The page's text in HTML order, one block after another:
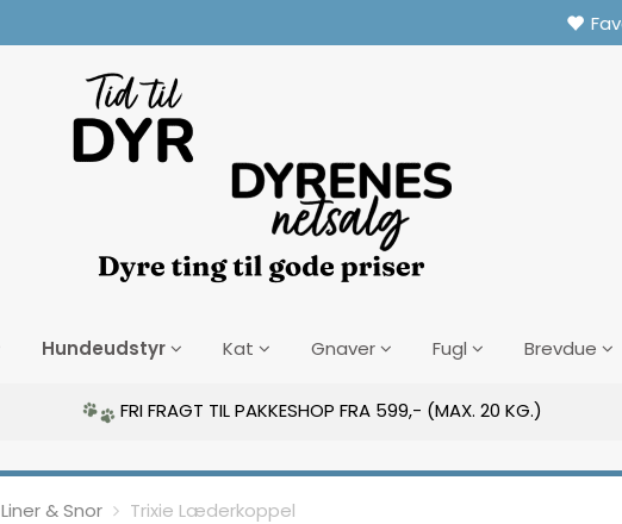
Hundeudstyr Kat Gnaver Fugl Brevdue
FRI FRAGT TIL PAKKESHOP FRA 599,- (MAX. 20 KG.)
Liner & Snor
Trixie Læderkoppel